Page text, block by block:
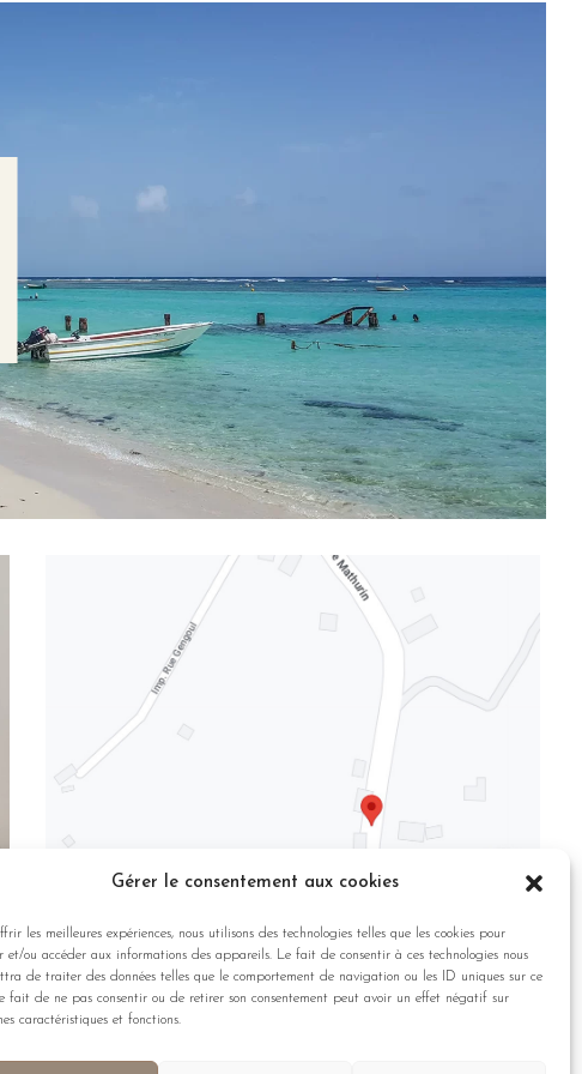
Gérer le consentement aux cookies
les meilleures expériences, nous utilisons des technologies telles que les cookies pour
et/ou accéder aux informations des appareils. Le fait de consentir à ces technologies nous
de traiter des données telles que le comportement de navigation ou les ID uniques sur ce
fait de ne pas consentir ou de retirer son consentement peut avoir un effet négatif sur
caractéristiques et fonctions.